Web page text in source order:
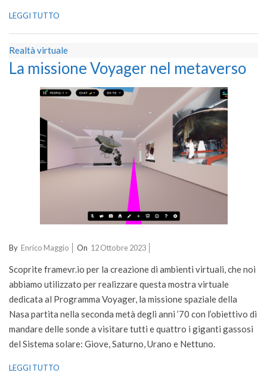
LEGGI TUTTO
Realtà virtuale
La missione Voyager nel metaverso
2023-
12
By Enrico Maggio On 12 Ottobre 2023
Scoprite framevr.io per la creazione di ambienti virtuali, che noi
abbiamo utilizzato per realizzare questa mostra virtuale
dedicata al Programma Voyager, la missione spaziale della
Nasa partita nella seconda metà degli anni ’70 con l’obiettivo di
mandare delle sonde a visitare tutti e quattro i giganti gassosi
del Sistema solare: Giove, Saturno, Urano e Nettuno.
LEGGI TUTTO